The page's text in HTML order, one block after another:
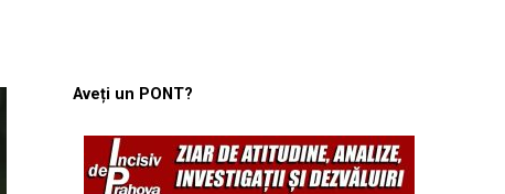
Aveți un PONT?